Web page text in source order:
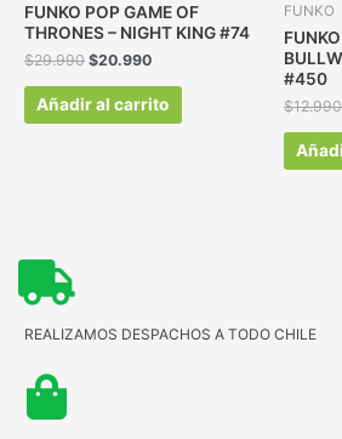
FUNKO POP GAME OF
THRONES – NIGHT KING #74
$29.990 $20.990
Añadir al carrito
FUNKO
#450
$12.990
REALIZAMOS DESPACHOS A TODO CHILE